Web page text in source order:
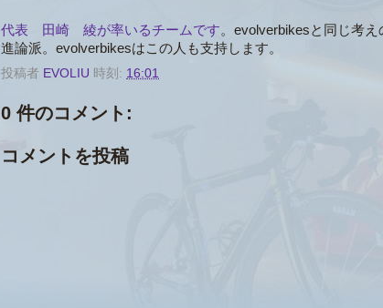
代表 田崎 綾が率いるチームです。evolverbikesと同じ考
進論派。evolverbikesはこの人も支持します。
投稿者 EVOLIU 時刻: 16:01
0 件のコメント:
コメントを投稿